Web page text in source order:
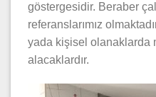
göstergesidir. Beraber
referanslarımız
yada kişisel olanaklarda
alacaklardır.